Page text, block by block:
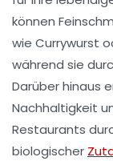
können
wie Currywurst
während sie
Darüber hinaus
Nachhaltigkeit
Restaurants
biologischer